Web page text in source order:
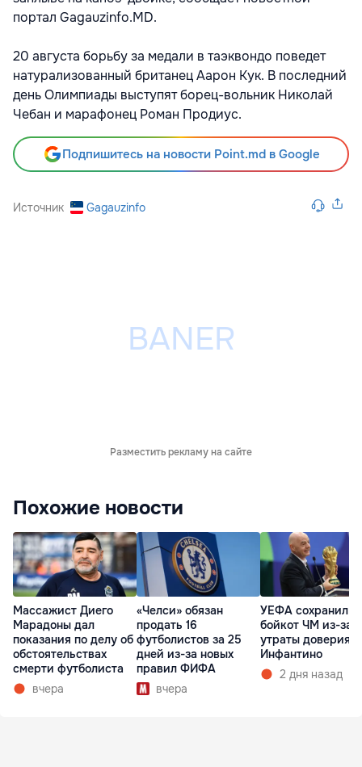
портал Gagauzinfo.MD.
20 августа борьбу за медали в таэквондо поведет
натурализованный британец Аарон Кук. В последний
день Олимпиады выступят борец-вольник Николай
Чебан и марафонец Роман Продиус.
Подпишитесь на новости Point.md в Google
Источник Gagauzinfo
Разместить рекламу на сайте
Похожие новости
Массажист Диего
Марадоны дал
показания по делу об
обстоятельствах
смерти футболиста
вчера
«Челси» обязан
продать 16
футболистов за 25
дней из-за новых
правил ФИФА
вчера
УЕФА сохранил
бойкот ЧМ из-за
утраты доверия к
Инфантино
2 дня назад